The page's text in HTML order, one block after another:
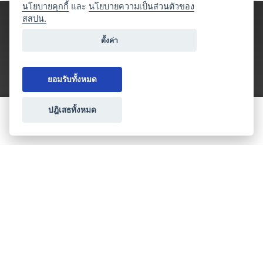
ประเภทธุรกิจไมซ์
นโยบายคุกกี้ และนโยบายความเป็นส่วนตัวของ
สสปน.
ตั้งค่า
ยอมรับทั้งหมด
ปฎิเสธทั้งหมด